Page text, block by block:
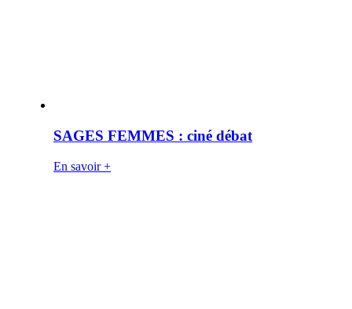
SAGES FEMMES : ciné débat
En savoir +